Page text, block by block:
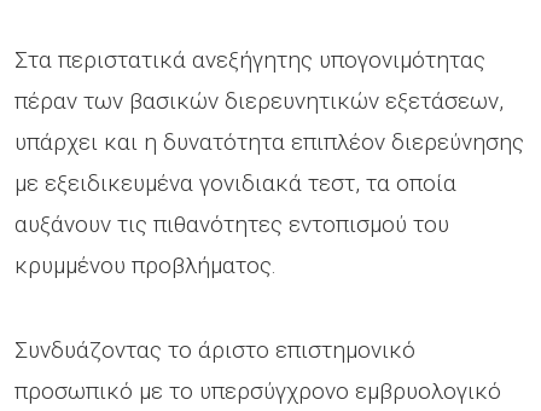
Στα περιστατικά ανεξήγητης υπογονιμότητας
πέραν των βασικών διερευνητικών εξετάσεων,
υπάρχει και η δυνατότητα επιπλέον διερεύνησης
με εξειδικευμένα γονιδιακά τεστ, τα οποία
αυξάνουν τις πιθανότητες εντοπισμού του
κρυμμένου προβλήματος.
Συνδυάζοντας το άριστο επιστημονικό
προσωπικό με το υπερσύγχρονο εμβρυολογικό